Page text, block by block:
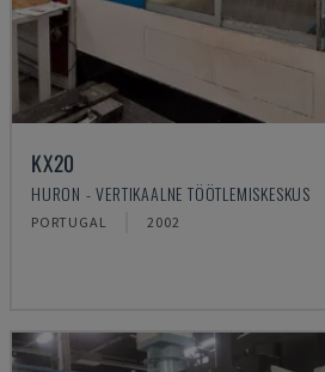
KX20
HURON - VERTIKAALNE TÖÖTLEMISKESKUS
PORTUGAL 2002